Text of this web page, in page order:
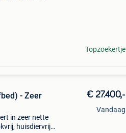
Topzoekertje
- Zeer
in zeer nette
huisdiervrij
€ 27.400,-
Vandaag